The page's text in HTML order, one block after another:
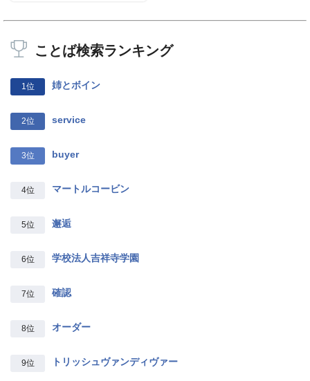
ことば検索ランキング
1位 姉とボイン
2位 service
3位 buyer
4位 マートルコービン
5位 邂逅
6位 学校法人吉祥寺学園
7位 確認
8位 オーダー
9位 トリッシュヴァンディヴァー